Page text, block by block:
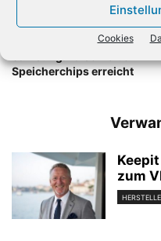
Cookies
Speicherchips erreicht
zum